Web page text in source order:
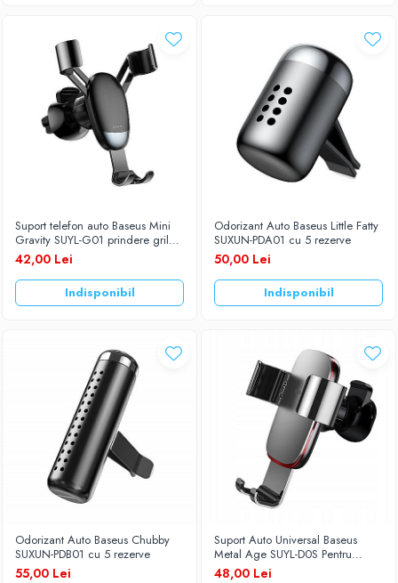
Suport telefon auto Baseus Mini
Gravity SUYL-G01 prindere grila
ventilatie
42,00 Lei
Indisponibil
Odorizant Auto Baseus Little Fatty
SUXUN-PDA01 cu 5 rezerve
50,00 Lei
Indisponibil
Odorizant Auto Baseus Chubby
SUXUN-PDB01 cu 5 rezerve
55,00 Lei
Suport Auto Universal Baseus
Metal Age SUYL-D0S Pentru
Ventilatie Argintiu
48,00 Lei